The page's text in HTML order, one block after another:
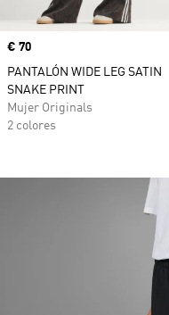
Precio
€ 70
PANTALÓN WIDE LEG SATIN
SNAKE PRINT
Mujer Originals
2 colores